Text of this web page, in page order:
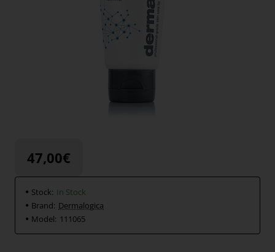
47,00€
Stock: In Stock
Brand: Dermalogica
Model: 111065